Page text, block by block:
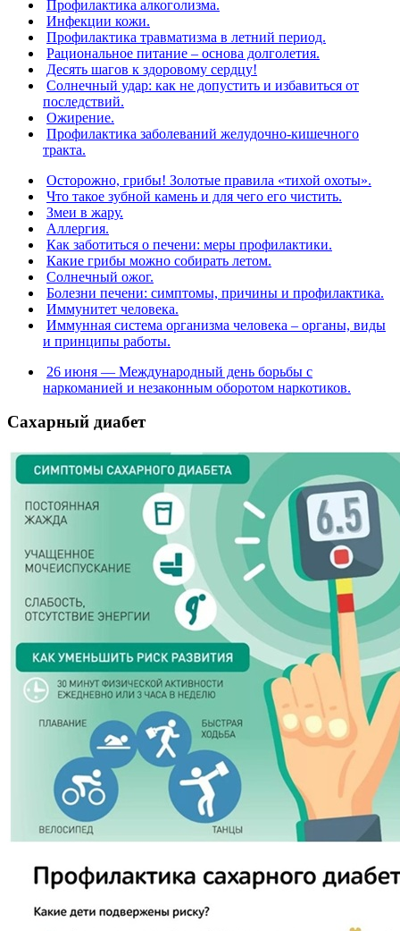
Профилактика алкоголизма.
Инфекции кожи.
Профилактика травматизма в летний период.
Рациональное питание – основа долголетия.
Десять шагов к здоровому сердцу!
Солнечный удар: как не допустить и избавиться от
последствий.
Ожирение.
Профилактика заболеваний желудочно-кишечного
тракта.
Осторожно, грибы! Золотые правила «тихой охоты».
Что такое зубной камень и для чего его чистить.
Змеи в жару.
Аллергия.
Как заботиться о печени: меры профилактики.
Какие грибы можно собирать летом.
Солнечный ожог.
Болезни печени: симптомы, причины и профилактика.
Иммунитет человека.
Иммунная система организма человека – органы, виды
и принципы работы.
26 июня — Международный день борьбы с
наркоманией и незаконным оборотом наркотиков.
Сахарный диабет